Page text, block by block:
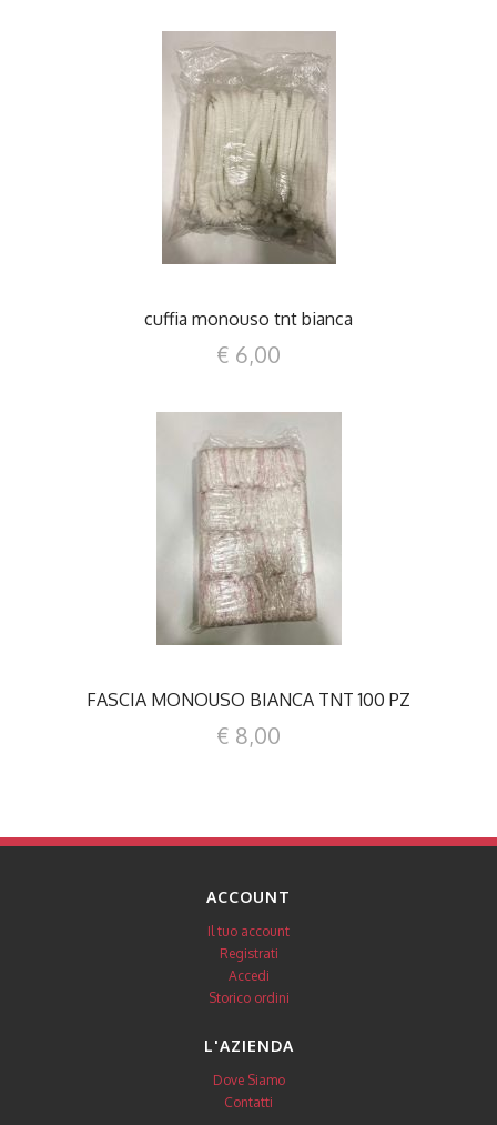
DETTAGLI
cuffia monouso tnt bianca
€ 6,00
DETTAGLI
FASCIA MONOUSO BIANCA TNT 100 PZ
€ 8,00
ACCOUNT
Il tuo account
Registrati
Accedi
Storico ordini
L'AZIENDA
Dove Siamo
Contatti